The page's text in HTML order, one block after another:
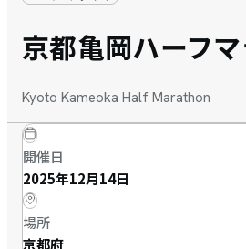
京都亀岡ハーフ
Kyoto Kameoka Half Marathon
開催日
2025年12月14日
場所
京都府